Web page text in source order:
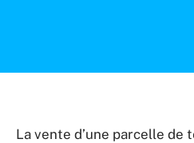
La vente d’une parcelle de